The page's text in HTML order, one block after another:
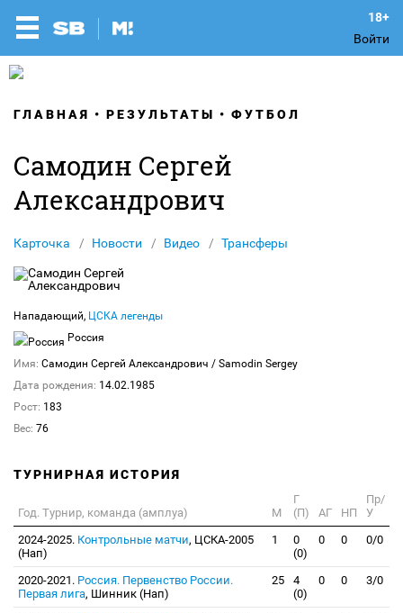
Войти
ГЛАВНАЯ РЕЗУЛЬТАТЫ ФУТБОЛ
Самодин Сергей
Александрович
Карточка Новости Видео Трансферы
Нападающий, ЦСКА легенды
Россия
Имя: Самодин Сергей Александрович / Samodin Sergey
Дата рождения: 14.02.1985
Рост: 183
Вес: 76
ТУРНИРНАЯ ИСТОРИЯ
Год. Турнир, команда (амплуа) М
Г
(П)
АГ НП
Пр/
У
2024-2025. Контрольные матчи, ЦСКА-2005
(Нап)
1
0
(0)
0 0 0/0
2020-2021. Россия. Первенство России.
Первая лига, Шинник (Нап)
25
4
(0)
0 0 3/0